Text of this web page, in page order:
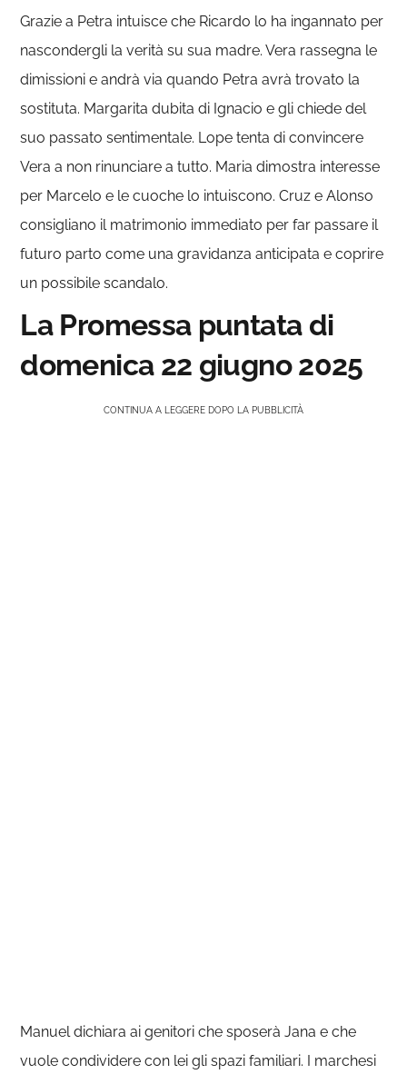
Grazie a Petra intuisce che Ricardo lo ha ingannato per
nascondergli la verità su sua madre. Vera rassegna le
dimissioni e andrà via quando Petra avrà trovato la
sostituta. Margarita dubita di Ignacio e gli chiede del
suo passato sentimentale. Lope tenta di convincere
Vera a non rinunciare a tutto. Maria dimostra interesse
per Marcelo e le cuoche lo intuiscono. Cruz e Alonso
consigliano il matrimonio immediato per far passare il
futuro parto come una gravidanza anticipata e coprire
un possibile scandalo.
La Promessa puntata di
domenica 22 giugno 2025
CONTINUA A LEGGERE DOPO LA PUBBLICITÀ
Manuel dichiara ai genitori che sposerà Jana e che
vuole condividere con lei gli spazi familiari. I marchesi